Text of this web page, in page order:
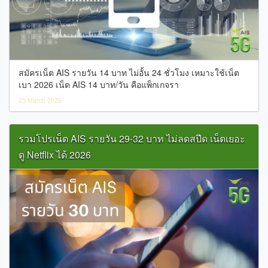
สมัครเน็ต AIS รายวัน 14 บาท ไม่อั้น 24 ชั่วโมง เหมาะใช้เน็ต
เบา 2026 เน็ต AIS 14 บาท/วัน คือแพ็กเกจรา
25 March 2026
รวมโปรเน็ต AIS รายวัน 29-32 บาท ไม่ลดสปีด เน็ตเยอะ
ดู Netflix ได้ 2026